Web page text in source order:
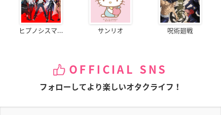
ヒプノシスマ... サンリオ 呪術廻戦
OFFICIAL SNS
フォローしてより楽しいオタクライフ！